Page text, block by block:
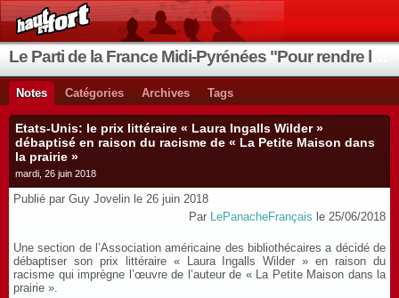
Notes Catégories Archives Tags
Etats-Unis: le prix littéraire « Laura Ingalls Wilder »
débaptisé en raison du racisme de « La Petite Maison dans
la prairie »
mardi, 26 juin 2018
Publié par Guy Jovelin le 26 juin 2018
Par LePanacheFrançais le 25/06/2018
Une section de l’Association américaine des bibliothécaires a décidé de
débaptiser son prix littéraire « Laura Ingalls Wilder » en raison du
racisme qui imprègne l’œuvre de l’auteur de « La Petite Maison dans la
prairie ».